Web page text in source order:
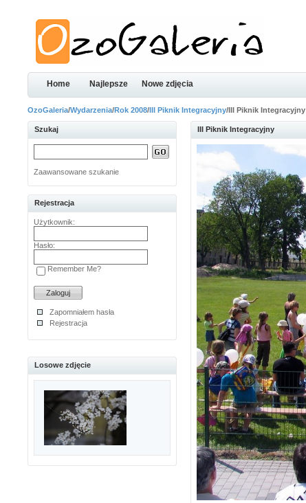
Home Najlepsze Nowe zdjęcia
OzoGaleria/Wydarzenia/Rok 2008/III Piknik Integracyjny/III Piknik Integracyjny
Szukaj
Zaawansowane szukanie
Rejestracja
Użytkownik:
Hasło:
Remember Me?
Zapomniałem hasła
Rejestracja
Losowe zdjęcie
III Piknik Integracyjny